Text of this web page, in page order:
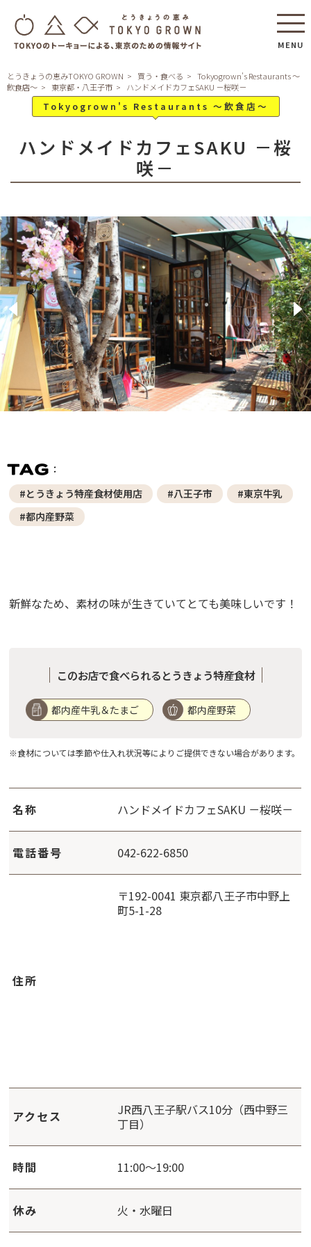
MENU
とうきょうの恵みTOKYO GROWN 買う・食べる
Tokyogrown's Restaurants ～
飲食店～
東京都・八王子市 ハンドメイドカフェSAKU －桜咲－
Tokyogrown's Restaurants ～飲食店～
ハンドメイドカフェSAKU －桜
咲－
#とうきょう特産食材使用店 #八王子市
#東京牛乳
#都内産野菜
新鮮なため、素材の味が生きていてとても美味しいです！
このお店で食べられるとうきょう特産食材
都内産牛乳＆たまご 都内産野菜
※食材については季節や仕入れ状況等によりご提供できない場合があります。
名称 ハンドメイドカフェSAKU －桜咲－
電話番号 042-622-6850
住所
〒192-0041 東京都八王子市中野上
町5-1-28
アクセス
JR西八王子駅バス10分（西中野三
丁目）
時間 11:00～19:00
休み 火・水曜日